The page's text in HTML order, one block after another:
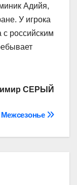
Адийя,
У игрока
с российским
СЕРЫЙ
Межсезонье